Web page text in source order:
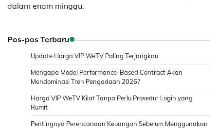
dalam enam minggu.
Pos-pos Terbaru
Update Harga VIP WeTV Paling Terjangkau
Mengapa Model Performance-Based Contract Akan
Mendominasi Tren Pengadaan 2026?
Harga VIP WeTV Kilat Tanpa Perlu Prosedur Login yang
Rumit
Pentingnya Perencanaan Keuangan Sebelum Menggunakan